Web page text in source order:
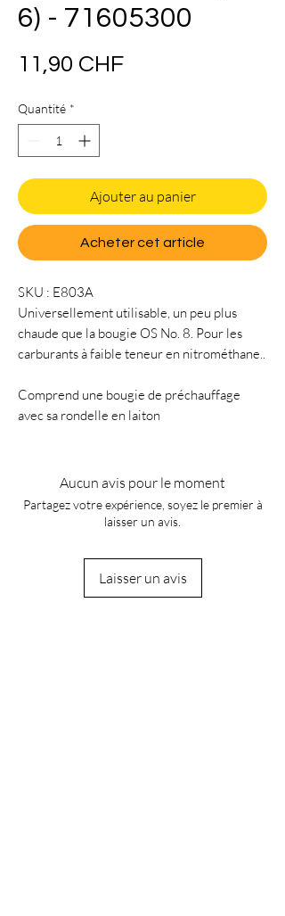
6) - 71605300
11,90 CHFPrix
Quantité *
Ajouter au panier
Acheter cet article
SKU : E803A
Universellement utilisable, un peu plus
chaude que la bougie OS No. 8. Pour les
carburants à faible teneur en nitrométhane..
Comprend une bougie de préchauffage
avec sa rondelle en laiton
Aucun avis pour le moment
Partagez votre expérience, soyez le premier à
laisser un avis.
Laisser un avis